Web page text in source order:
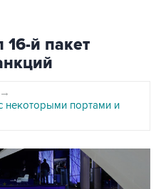
16-й пакет
→
некоторыми портами и